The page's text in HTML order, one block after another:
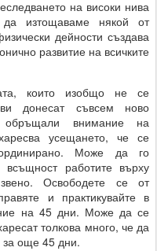
на високи нива
изтощаваме някой от
дейности създава
развитие на всичките
които изобщо не се
донесат съвсем ново
обръщали внимание на
усещането, че се
Може да го
всъщност работите върху
Освободете се от
и практикувайте в
на 45 дни. Може да се
толкова много, че да
за още 45 дни.